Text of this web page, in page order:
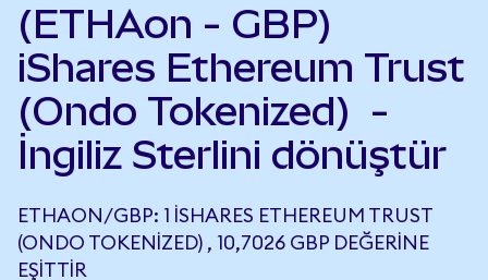
(ETHAon - GBP)
iShares Ethereum Trust
(Ondo Tokenized) -
İngiliz Sterlini dönüştür
ETHAON/GBP: 1 ISHARES ETHEREUM TRUST
(ONDO TOKENIZED) , 10,7026 GBP DEĞERINE
EŞITTIR